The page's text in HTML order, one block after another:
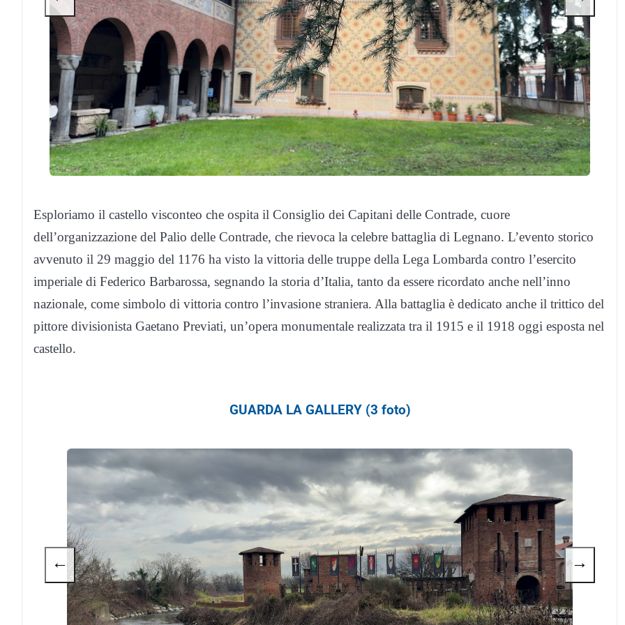
Esploriamo il castello visconteo che ospita il Consiglio dei Capitani delle Contrade, cuore
dell’organizzazione del Palio delle Contrade, che rievoca la celebre battaglia di Legnano. L’evento storico
avvenuto il 29 maggio del 1176 ha visto la vittoria delle truppe della Lega Lombarda contro l’esercito
imperiale di Federico Barbarossa, segnando la storia d’Italia, tanto da essere ricordato anche nell’inno
nazionale, come simbolo di vittoria contro l’invasione straniera. Alla battaglia è dedicato anche il trittico del
pittore divisionista Gaetano Previati, un’opera monumentale realizzata tra il 1915 e il 1918 oggi esposta nel
castello.
GUARDA LA GALLERY (3 foto)
← →